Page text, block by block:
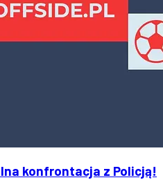
konfrontacja z Policją!